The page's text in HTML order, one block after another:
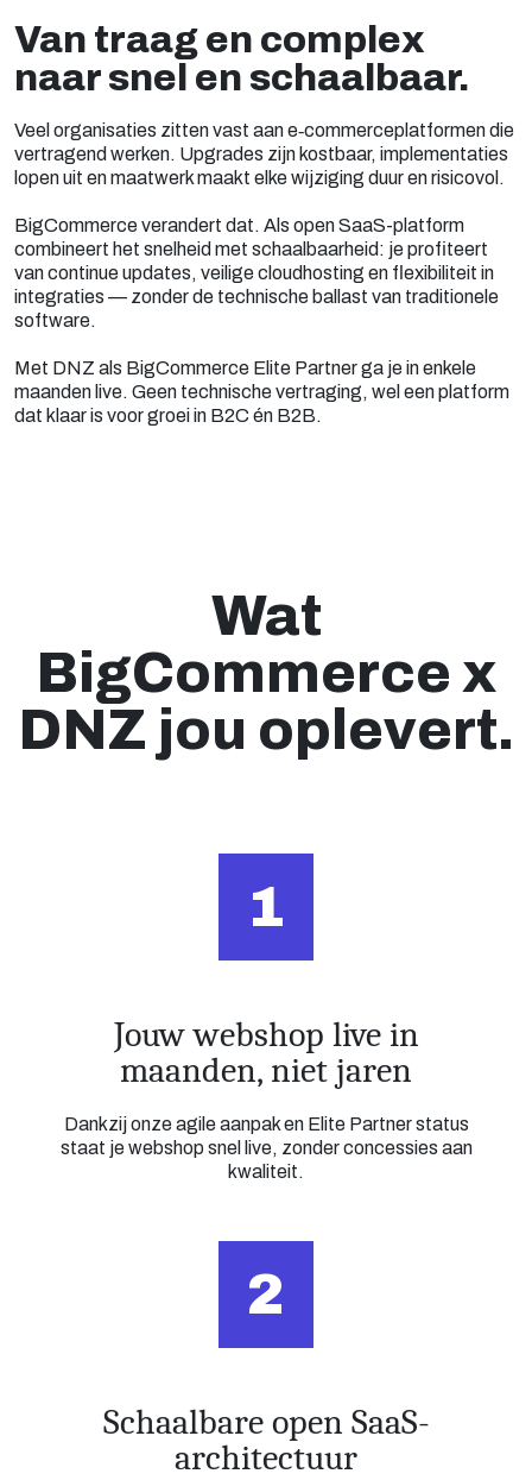
Van traag en complex
naar snel en schaalbaar.
Veel organisaties zitten vast aan e‑commerceplatformen die
vertragend werken. Upgrades zijn kostbaar, implementaties
lopen uit en maatwerk maakt elke wijziging duur en risicovol.
BigCommerce verandert dat. Als open SaaS-platform
combineert het snelheid met schaalbaarheid: je profiteert
van continue updates, veilige cloudhosting en flexibiliteit in
integraties — zonder de technische ballast van traditionele
software.
Met DNZ als BigCommerce Elite Partner ga je in enkele
maanden live. Geen technische vertraging, wel een platform
dat klaar is voor groei in B2C én B2B.
Wat
BigCommerce x
DNZ jou oplevert.
1
Jouw webshop live in
maanden, niet jaren
Dankzij onze agile aanpak en Elite Partner status
staat je webshop snel live, zonder concessies aan
kwaliteit.
2
Schaalbare open SaaS-
architectuur